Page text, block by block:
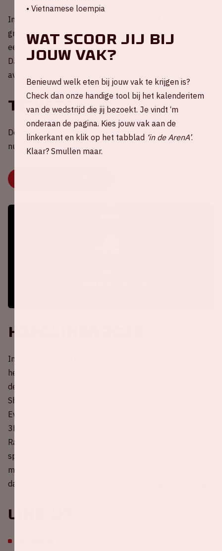
Inmiddels is het alweer de 14e editie van AMF, het
grootste dance-event van Amsterdam Dance Event. Met
een visueel spektakel, talloze uitzinnige fans en de beste
DJ's ter wereld belooft het opnieuw een spectaculaire
avond te worden in de Johan Cruijff ArenA.
Tickets
De tickets voor AMF 2026 in de Johan Cruijff ArenA zijn
nu in de verkoop. Scoor je tickets via onderstaade button!
Headliner 2026
In 2026 zet David Guetta de ArenA op z’n kop als
headliner van AMF. David Guetta keert dit jaar terug naar
de Johan Cruijff ArenA met zijn indrukwekkende Monolith
Show, speciaal voor AMF tijdens Amsterdam Dance
Event. Met een gigantische verticale LED‑monoliet,
3D‑mapping en een volledig nieuwe Future
Rave‑productie wordt de ArenA omgetoverd tot een
spectaculaire audiovisuele wereld. Zijn optreden
markeert een belangrijk hoogtepunt binnen AMF 2026,
dat opnieuw uitpakt met next‑level staging en beleving.
Line-up
• Vietnamese loempia
Wat scoor jij bij
jouw vak?
Benieuwd welk eten bij jouw vak te krijgen is?
Check dan onze handige tool bij het kalenderitem
van de wedstrijd die jij bezoekt. Je vindt ‘m
onderaan de pagina. Kies jouw vak aan de
linkerkant en klik op het tabblad ‘in de ArenA’.
Klaar? Smullen maar.